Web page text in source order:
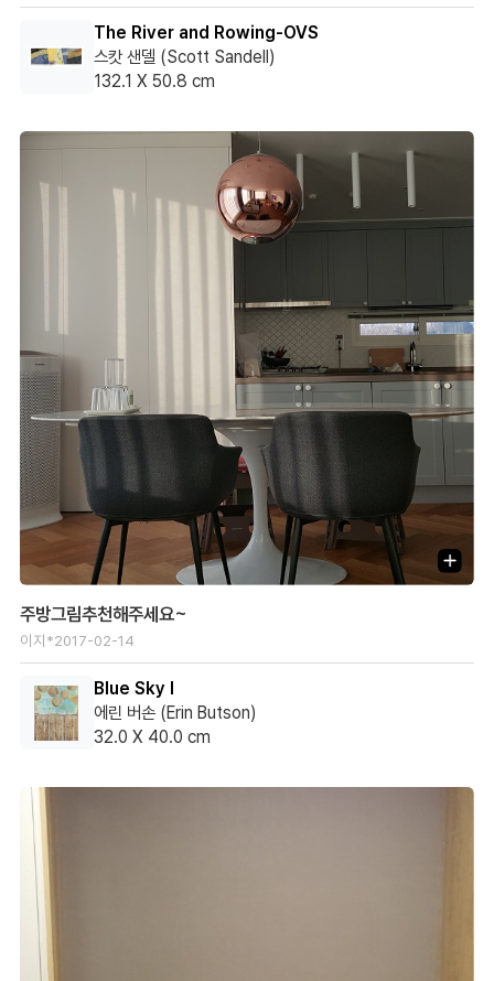
The River and Rowing-OVS
스캇 샌델 (Scott Sandell)
132.1 X 50.8 cm
주방그림추천해주세요~
이지*2017-02-14
Blue Sky I
에린 버손 (Erin Butson)
32.0 X 40.0 cm